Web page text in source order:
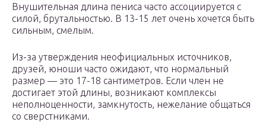
Внушительная длина пениса часто ассоциируется с
силой, брутальностью. В 13-15 лет очень хочется быть
сильным, смелым.
Из-за утверждения неофициальных источников,
друзей, юноши часто ожидают, что нормальный
размер — это 17-18 сантиметров. Если член не
достигает этой длины, возникают комплексы
неполноценности, замкнутость, нежелание общаться
со сверстниками.